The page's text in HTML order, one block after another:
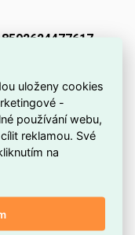
8592624477617
KOMUNIKAČNÍ
zásuvky,
provedení.
kompatibilitu
uloženy cookies
-
používání webu,
reklamou. Své
na